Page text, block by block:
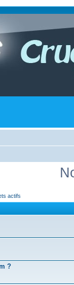
actifs
?